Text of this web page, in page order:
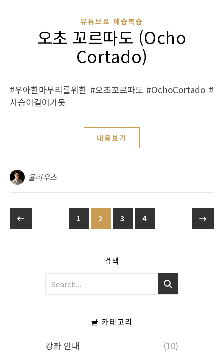
유튜브로 예습복습
오초 꼬르따도 (Ocho
Cortado)
#우아한마무리를위한 #오초꼬르따도 #OchoCortado #
사슴이걸어가듯
내용보기
율리우스
1 2 3 4
검색
글 카테고리
강좌 안내
(10)